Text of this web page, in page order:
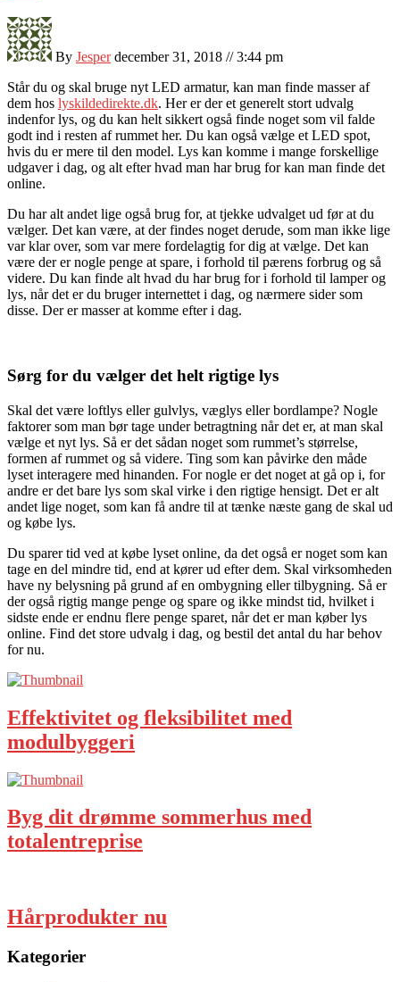
By Jesper december 31, 2018 // 3:44 pm
Står du og skal bruge nyt LED armatur, kan man finde masser af
dem hos lyskildedirekte.dk. Her er der et generelt stort udvalg
indenfor lys, og du kan helt sikkert også finde noget som vil falde
godt ind i resten af rummet her. Du kan også vælge et LED spot,
hvis du er mere til den model. Lys kan komme i mange forskellige
udgaver i dag, og alt efter hvad man har brug for kan man finde det
online.
Du har alt andet lige også brug for, at tjekke udvalget ud før at du
vælger. Det kan være, at der findes noget derude, som man ikke lige
var klar over, som var mere fordelagtig for dig at vælge. Det kan
være der er nogle penge at spare, i forhold til pærens forbrug og så
videre. Du kan finde alt hvad du har brug for i forhold til lamper og
lys, når det er du bruger internettet i dag, og nærmere sider som
disse. Der er masser at komme efter i dag.
Sørg for du vælger det helt rigtige lys
Skal det være loftlys eller gulvlys, væglys eller bordlampe? Nogle
faktorer som man bør tage under betragtning når det er, at man skal
vælge et nyt lys. Så er det sådan noget som rummet’s størrelse,
formen af rummet og så videre. Ting som kan påvirke den måde
lyset interagere med hinanden. For nogle er det noget at gå op i, for
andre er det bare lys som skal virke i den rigtige hensigt. Det er alt
andet lige noget, som kan få andre til at tænke næste gang de skal ud
og købe lys.
Du sparer tid ved at købe lyset online, da det også er noget som kan
tage en del mindre tid, end at kører ud efter dem. Skal virksomheden
have ny belysning på grund af en ombygning eller tilbygning. Så er
der også rigtig mange penge og spare og ikke mindst tid, hvilket i
sidste ende er endnu flere penge sparet, når det er man køber lys
online. Find det store udvalg i dag, og bestil det antal du har behov
for nu.
Effektivitet og fleksibilitet med
modulbyggeri
Byg dit drømme sommerhus med
totalentreprise
Hårprodukter nu
Kategorier